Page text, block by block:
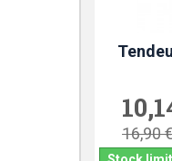
16,90